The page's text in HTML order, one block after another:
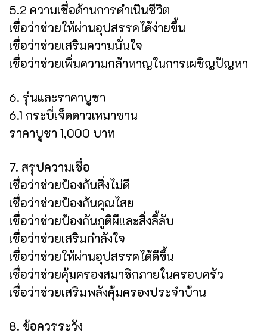
5.2 ความเชื่อด้านการดำเนินชีวิต
เชื่อว่าช่วยให้ผ่านอุปสรรคได้ง่ายขึ้น
เชื่อว่าช่วยเสริมความมั่นใจ
เชื่อว่าช่วยเพิ่มความกล้าหาญในการเผชิญปัญหา
6. รุ่นและราคาบูชา
6.1 กระบี่เจ็ดดาวเหมาซาน
ราคาบูชา 1,000 บาท
7. สรุปความเชื่อ
เชื่อว่าช่วยป้องกันสิ่งไม่ดี
เชื่อว่าช่วยป้องกันคุณไสย
เชื่อว่าช่วยป้องกันภูติผีและสิ่งลี้ลับ
เชื่อว่าช่วยเสริมกำลังใจ
เชื่อว่าช่วยให้ผ่านอุปสรรคได้ดีขึ้น
เชื่อว่าช่วยคุ้มครองสมาชิกภายในครอบครัว
เชื่อว่าช่วยเสริมพลังคุ้มครองประจำบ้าน
8. ข้อควรระวัง